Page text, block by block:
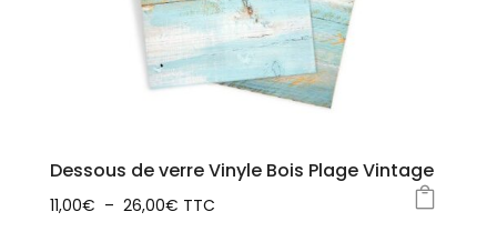
la
du
Dessous de verre Vinyle Bois Plage Vintage
11,00€ – 26,00€Plage
TTC